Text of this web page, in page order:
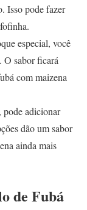
Isso pode fazer
especial, você
O sabor ficará
com maizena
pode adicionar
dão um sabor
ainda mais
de Fubá